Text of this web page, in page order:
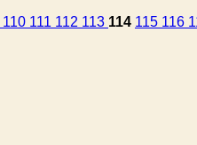
110 111 112 113 114 115 116